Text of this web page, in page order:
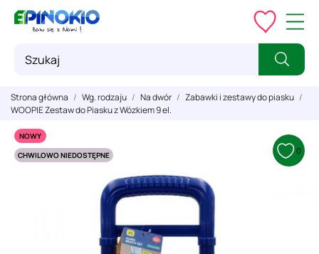
Strona główna Wg. rodzaju Na dwór
Zabawki i zestawy do piasku
WOOPIE Zestaw do Piasku z Wózkiem 9 el.
NOWY
CHWILOWO NIEDOSTĘPNE
0